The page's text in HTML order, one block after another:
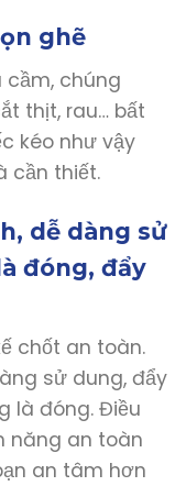
ghẽ
cầm, chúng
thịt, rau… bất
kéo như vậy
cần thiết.
dễ dàng sử
đóng, đẩy
chốt an toàn.
sử dung, đẩy
là đóng. Điều
năng an toàn
an tâm hơn